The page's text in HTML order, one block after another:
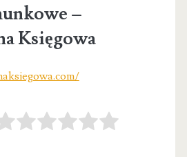
–
Księgowa